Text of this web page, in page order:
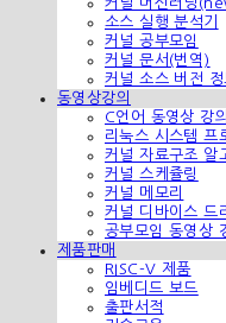
소스 실행 분석기
커널 공부모임
커널 문서(번역)
커널 소스 버전 정
동영상강의
C언어 동영상 강의
리눅스 시스템 프
커널 자료구조 알
커널 스케쥴링
커널 메모리
커널 디바이스 드
공부모임 동영상
제품판매
RISC-V 제품
임베디드 보드
출판서적